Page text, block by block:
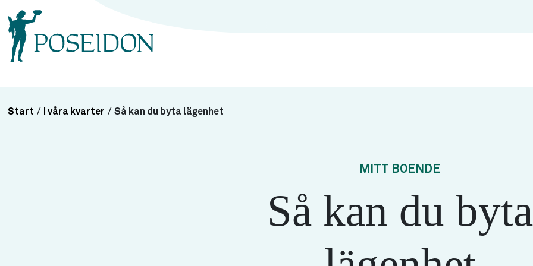
Start / I våra kvarter / Så kan du byta lägenhet
MITT BOENDE
Så kan du byta